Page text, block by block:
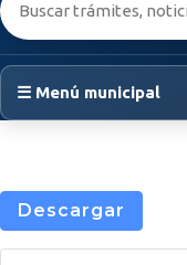
☰ Menú municipal
Descargar